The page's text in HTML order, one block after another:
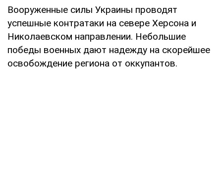
Вооруженные силы Украины проводят
успешные контратаки на севере Херсона и
Николаевском направлении. Небольшие
победы военных дают надежду на скорейшее
освобождение региона от оккупантов.